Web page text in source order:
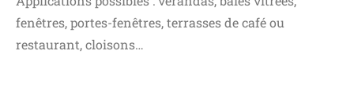
fenêtres, portes-fenêtres, terrasses de café ou
restaurant, cloisons…